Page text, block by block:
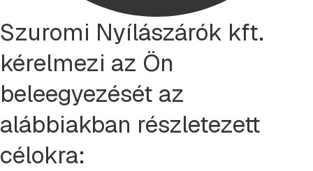
Szuromi Nyílászárók kft.
kérelmezi az Ön
beleegyezését az
alábbiakban részletezett
célokra: